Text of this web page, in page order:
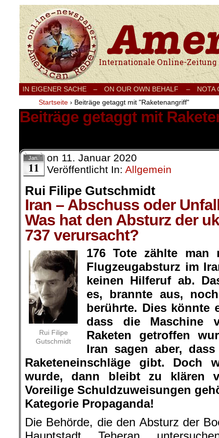
Internationale Onlinezeitung für Frieden,
IN EIGENER SACHE – ON OUR OWN BEHALF –
NOTA
Startseite › Beiträge getaggt mit "Raketenangriff"
Beiträge getaggt mit
Jan.
11
on 11. Januar 2020
Veröffentlicht In: Allgemein
Rui Filipe Gutschmidt
Iran – Abschuss oder
Was hat den Absturz der
737 verursacht?
Rui Filipe
Gutschmidt
176 Tote zählte man
Flugzeugabsturz im
keinen Hilferuf ab.
es, brannte aus,
berührte. Dies könnte
dass die Maschine
Raketen getroffen
Iran sagen aber,
Raketeneinschläge gibt. Doch
wurde, dann bleibt zu klären
Voreilige Schuldzuweisungen
Kategorie Propaganda!
Die Behörde, die den Absturz der